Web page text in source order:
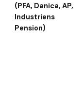
(PFA, Danica, AP,
Industriens
Pension)